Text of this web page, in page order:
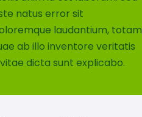
natus error sit
laudantium, totam
ab illo inventore veritatis
dicta sunt explicabo.